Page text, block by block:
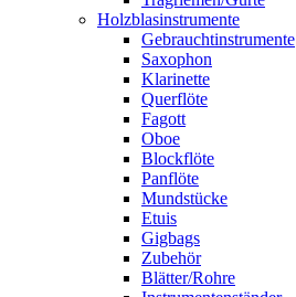
Holzblasinstrumente
Gebrauchtinstrumente
Saxophon
Klarinette
Querflöte
Fagott
Oboe
Blockflöte
Panflöte
Mundstücke
Etuis
Gigbags
Zubehör
Blätter/Rohre